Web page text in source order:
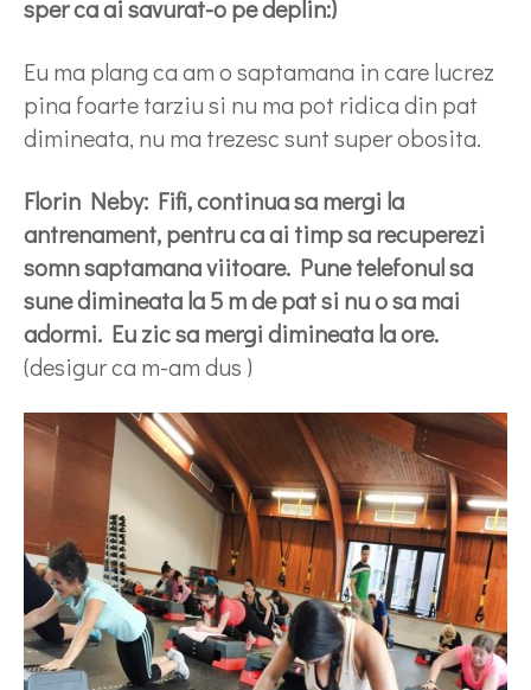
sper ca ai savurat-o pe deplin:)
Eu ma plang ca am o saptamana in care lucrez
pina foarte tarziu si nu ma pot ridica din pat
dimineata, nu ma trezesc sunt super obosita.
Florin Neby: Fifi, continua sa mergi la
antrenament, pentru ca ai timp sa recuperezi
somn saptamana viitoare. Pune telefonul sa
sune dimineata la 5 m de pat si nu o sa mai
adormi. Eu zic sa mergi dimineata la ore.
(desigur ca m-am dus )